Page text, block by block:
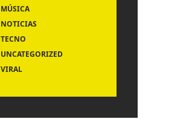
MÚSICA
NOTICIAS
TECNO
UNCATEGORIZED
VIRAL